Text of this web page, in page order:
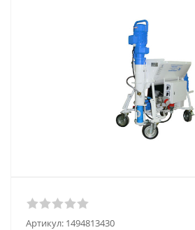
Артикул: 1494813430